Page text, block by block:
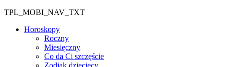
TPL_MOBI_NAV_TXT
Horoskopy
Roczny
Miesięczny
Co da Ci szczęście
Zodiak dziecięcy